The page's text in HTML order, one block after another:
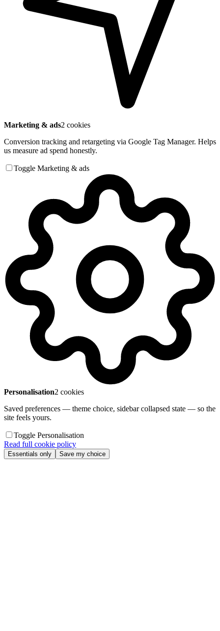
Marketing & ads2 cookies
Conversion tracking and retargeting via Google Tag Manager. Helps
us measure ad spend honestly.
Toggle Marketing & ads
Personalisation2 cookies
Saved preferences — theme choice, sidebar collapsed state — so the
site feels yours.
Toggle Personalisation
Read full cookie policy
Essentials only Save my choice